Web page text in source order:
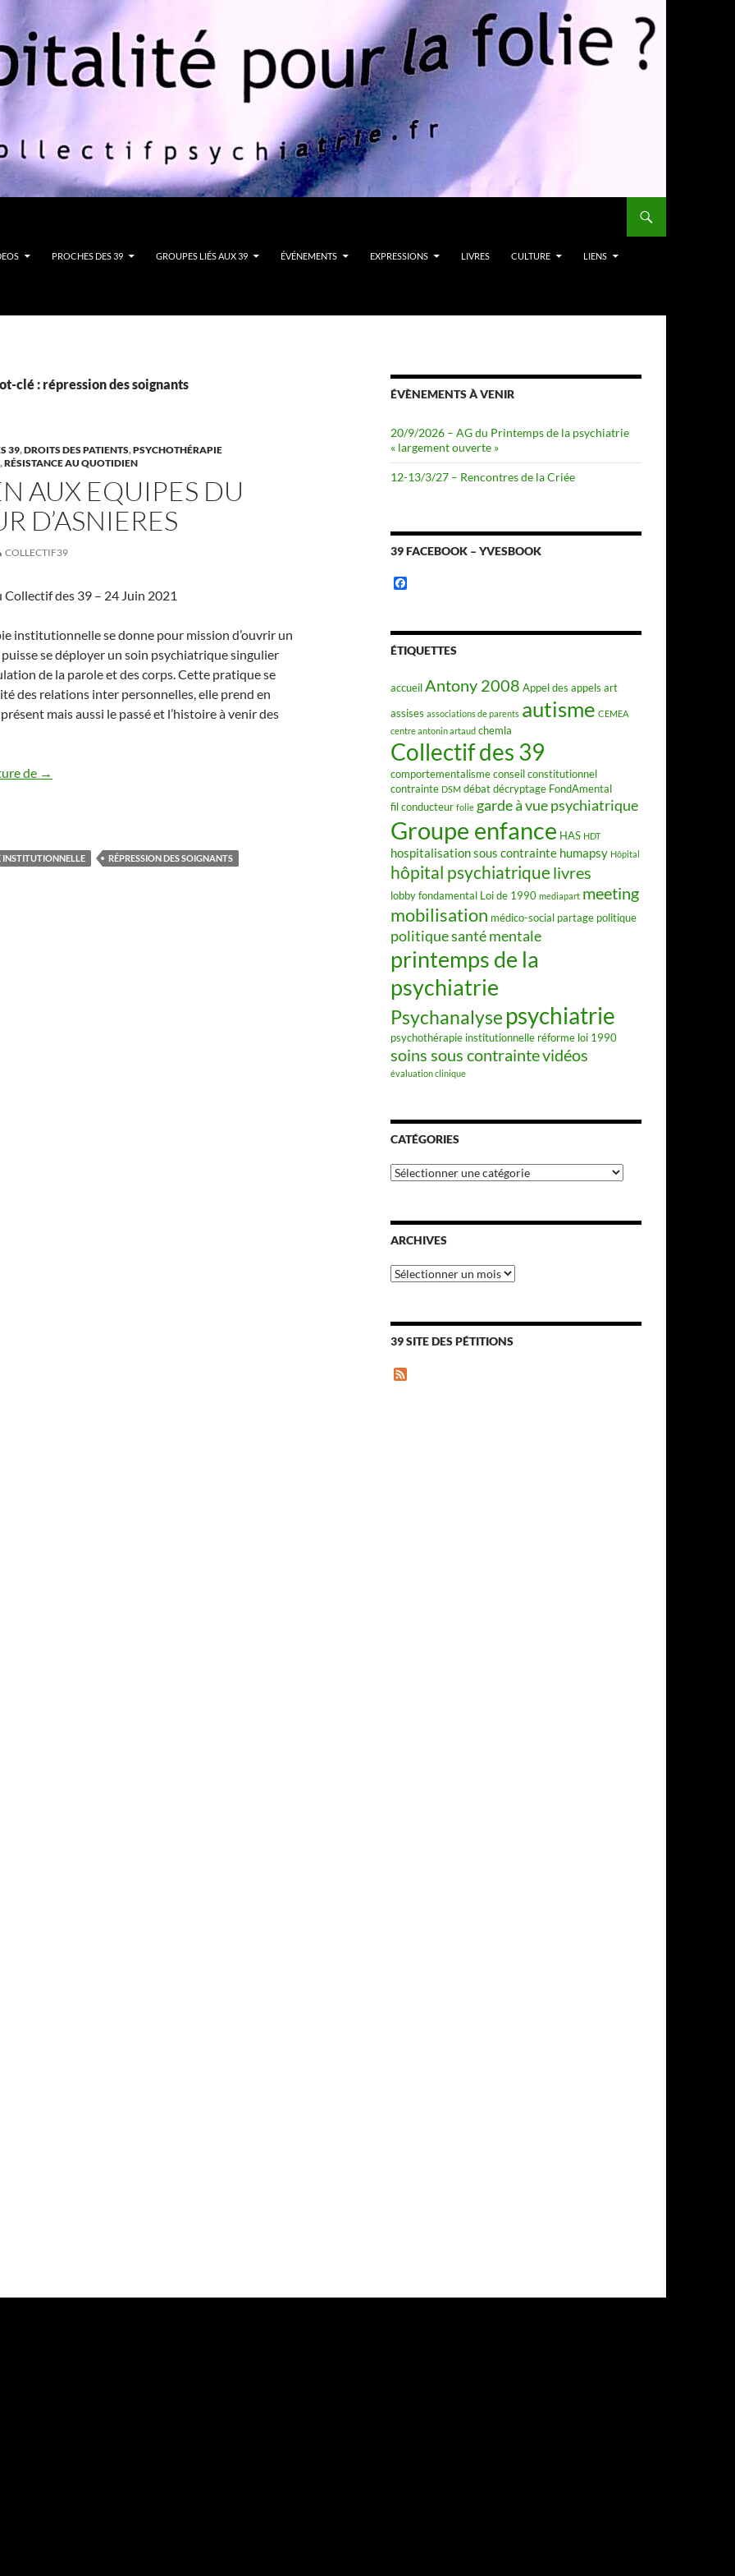
PROCHES DES 39 GROUPES LIÉS AUX 39 ÉVÉNEMENTS EXPRESSIONS LIVRES CULTURE LIENS
clé : répression des soignants
39,DROITS DES PATIENTS,PSYCHOTHÉRAPIE
,RÉSISTANCE AU QUOTIDIEN
AUX EQUIPES DU
D’ASNIERES
COLLECTIF39
des 39 – 24 Juin 2021
institutionnelle se donne pour mission d’ouvrir un
puisse se déployer un soin psychiatrique singulier
de la parole et des corps. Cette pratique se
des relations inter personnelles, elle prend en
mais aussi le passé et l’histoire à venir des
de SOUTIEN AUX EQUIPES DU SECTEUR D’ASNIERES
→
INSTITUTIONNELLE RÉPRESSION DES SOIGNANTS
ÉVÈNEMENTS À VENIR
20/9/2026 – AG du Printemps de la psychiatrie
« largement ouverte »
12-13/3/27 – Rencontres de la Criée
39 FACEBOOK – YVESBOOK
b
o
ÉTIQUETTES
accueilAntony 2008 Appel des appels art
assises associations de parents autisme CEMEA
centre antonin artaud chemla
Collectif des 39
comportementalismeconseil constitutionnel
contrainte DSM débatdécryptage FondAmental
fil conducteur folie garde à vue psychiatrique
Groupe enfance HAS HDT
hospitalisation sous contrainte humapsy Hôpital
hôpital psychiatriquelivres
lobby fondamental Loi de 1990 mediapart meeting
mobilisation médico-social partage politique
politique santé mentale
printemps de la
psychiatrie
Psychanalyse psychiatrie
psychothérapie institutionnelle réforme loi 1990
soins sous contraintevidéos
évaluation clinique
CATÉGORIES
Catégories
ARCHIVES
Archives
39 SITE DES PÉTITIONS